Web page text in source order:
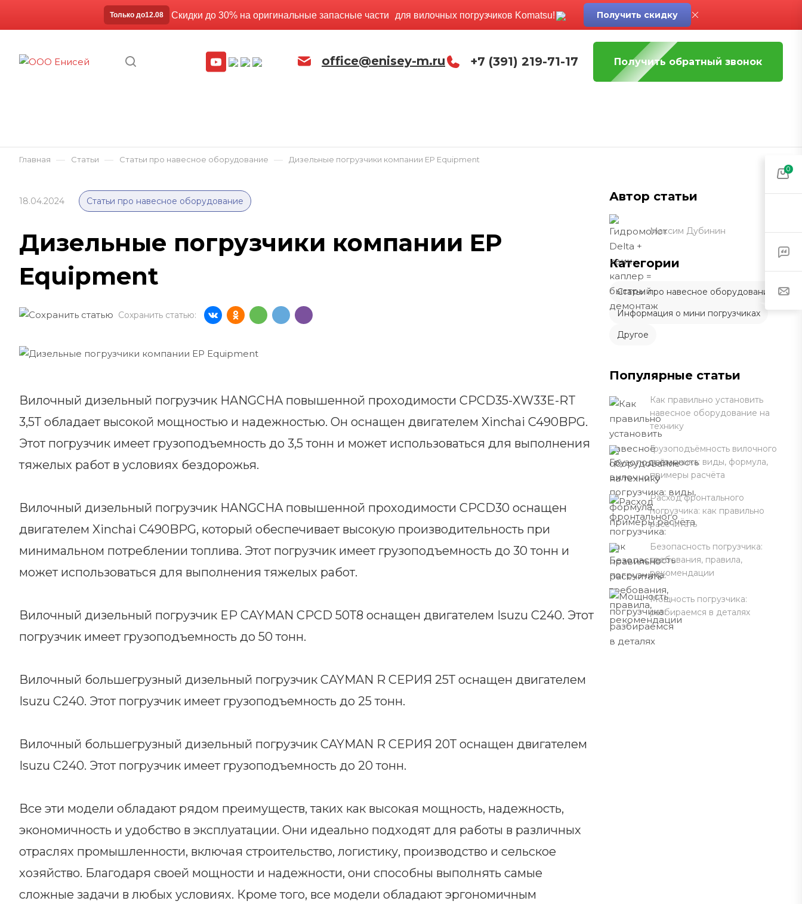
Только до12.08 Скидки до 30% на оригинальные запасные части для вилочных погрузчиков Komatsu! Получить скидку
office@enisey-m.ru +7 (391) 219-71-17 Получить обратный звонок
Главная — Статьи — Статьи про навесное оборудование — Дизельные погрузчики компании EP Equipment
18.04.2024 Статьи про навесное оборудование
Дизельные погрузчики компании EP
Equipment
Сохранить статью:
Вилочный дизельный погрузчик HANGCHA повышенной проходимости CPCD35-XW33E-RT
3,5Т обладает высокой мощностью и надежностью. Он оснащен двигателем Xinchai C490BPG.
Этот погрузчик имеет грузоподъемность до 3,5 тонн и может использоваться для выполнения
тяжелых работ в условиях бездорожья.
Вилочный дизельный погрузчик HANGCHA повышенной проходимости CPCD30 оснащен
двигателем Xinchai C490BPG, который обеспечивает высокую производительность при
минимальном потреблении топлива. Этот погрузчик имеет грузоподъемность до 30 тонн и
может использоваться для выполнения тяжелых работ.
Вилочный дизельный погрузчик EP CAYMAN CPCD 50Т8 оснащен двигателем Isuzu C240. Этот
погрузчик имеет грузоподъемность до 50 тонн.
Вилочный большегрузный дизельный погрузчик CAYMAN R СЕРИЯ 25Т оснащен двигателем
Isuzu C240. Этот погрузчик имеет грузоподъемность до 25 тонн.
Вилочный большегрузный дизельный погрузчик CAYMAN R СЕРИЯ 20Т оснащен двигателем
Isuzu C240. Этот погрузчик имеет грузоподъемность до 20 тонн.
Все эти модели обладают рядом преимуществ, таких как высокая мощность, надежность,
экономичность и удобство в эксплуатации. Они идеально подходят для работы в различных
отраслях промышленности, включая строительство, логистику, производство и сельское
хозяйство. Благодаря своей мощности и надежности, они способны выполнять самые
сложные задачи в любых условиях. Кроме того, все модели обладают эргономичным
Автор статьи
Максим Дубинин
Категории
Статьи про навесное оборудование
Информация о мини погрузчиках
Другое
Популярные статьи
Как правильно установить
навесное оборудование на
технику
Грузоподъёмность вилочного
погрузчика: виды, формула,
примеры расчёта
Расход фронтального
погрузчика: как правильно
рассчитать
Безопасность погрузчика:
требования, правила,
рекомендации
Мощность погрузчика:
разбираемся в деталях
0